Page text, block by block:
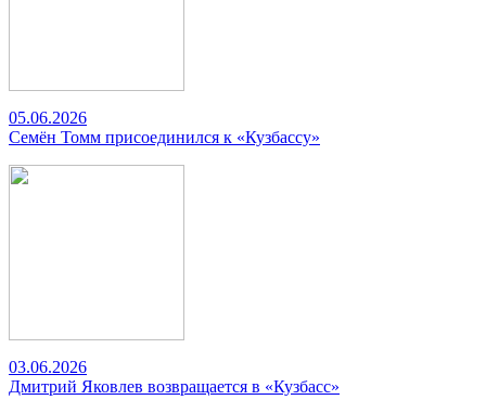
05.06.2026
Семён Томм присоединился к «Кузбассу»
03.06.2026
Дмитрий Яковлев возвращается в «Кузбасс»